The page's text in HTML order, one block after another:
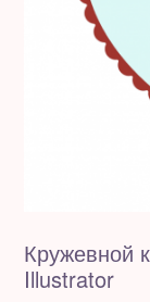
Кружевной
Illustrator